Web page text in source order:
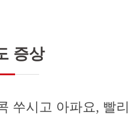
증상
쑤시고 아파요, 빨리